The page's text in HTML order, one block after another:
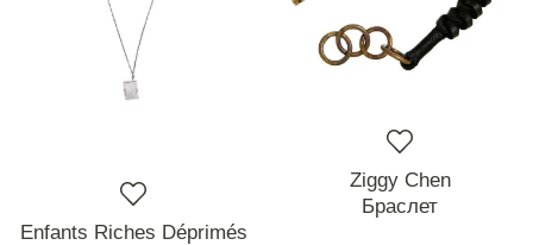
Enfants Riches Déprimés
Ziggy Chen
Браслет